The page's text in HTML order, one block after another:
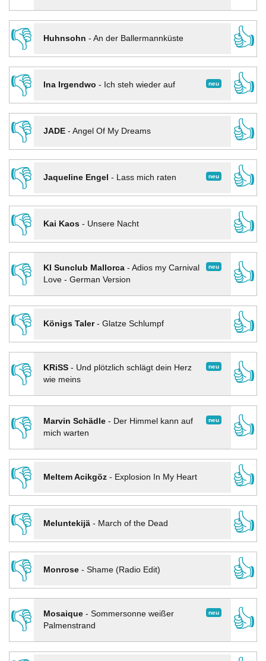
👎
Huhnsohn - An der Ballermannküste
👍
👎
neu
Ina Irgendwo - Ich steh wieder auf
👍
👎
JADE- Angel Of My Dreams
👍
👎
neu
Jaqueline Engel - Lass mich raten
👍
👎
Kai Kaos- Unsere Nacht
👍
👎
neu
KI Sunclub Mallorca- Adios my Carnival
Love - German Version
👍
👎
Königs Taler- Glatze Schlumpf
👍
👎
neu
KRiSS- Und plötzlich schlägt dein Herz
wie meins
👍
👎 neu
Marvin Schädle- Der Himmel kann auf
mich warten
👍
👎
Meltem Acikgöz- Explosion In My Heart
👍
👎
Meluntekijä- March of the Dead
👍
👎
Monrose- Shame (Radio Edit)
👍
👎
neu
Mosaique- Sommersonne weißer
Palmenstrand
👍